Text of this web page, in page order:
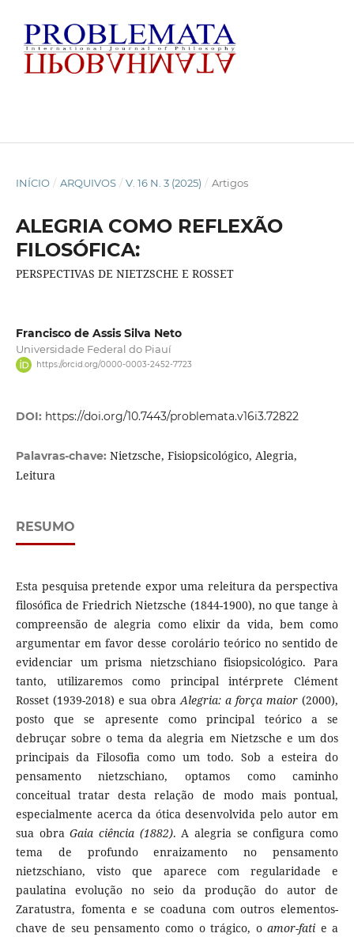
INÍCIO / ARQUIVOS / V. 16 N. 3 (2025) / Artigos
ALEGRIA COMO REFLEXÃO
FILOSÓFICA:
PERSPECTIVAS DE NIETZSCHE E ROSSET
Francisco de Assis Silva Neto
Universidade Federal do Piauí
https://orcid.org/0000-0003-2452-7723
DOI: https://doi.org/10.7443/problemata.v16i3.72822
Palavras-chave: Nietzsche, Fisiopsicológico, Alegria,
Leitura
RESUMO
Esta pesquisa pretende expor uma releitura da perspectiva
filosófica de Friedrich Nietzsche (1844-1900), no que tange à
compreensão de alegria como elixir da vida, bem como
argumentar em favor desse corolário teórico no sentido de
evidenciar um prisma nietzschiano fisiopsicológico. Para
tanto, utilizaremos como principal intérprete Clément
Rosset (1939-2018) e sua obraAlegria: a força maior (2000),
posto que se apresente como principal teórico a se
debruçar sobre o tema da alegria em Nietzsche e um dos
principais da Filosofia como um todo. Sob a esteira do
pensamento nietzschiano, optamos como caminho
conceitual tratar desta relação de modo mais pontual,
especialmente acerca da ótica desenvolvida pelo autor em
sua obraGaia ciência (1882). A alegria se configura como
tema de profundo enraizamento no pensamento
nietzschiano, visto que aparece com regularidade e
paulatina evolução no seio da produção do autor de
Zaratustra, fomenta e se coaduna com outros elementos-
chave de seu pensamento como o trágico, oamor-fati e a